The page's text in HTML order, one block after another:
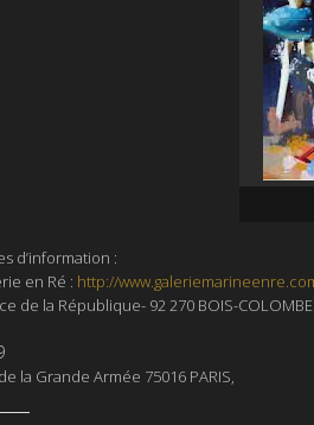
d’information :
en Ré : http://
de la République- 92 270 BOIS-
la Grande Armée 75016 PARIS,